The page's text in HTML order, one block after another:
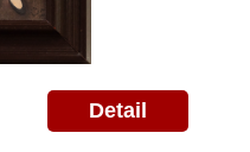
Detail